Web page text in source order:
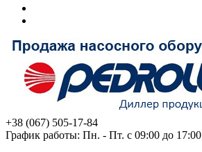
+38 (067) 505-17-84
График работы: Пн. - Пт. с 09:00 до 17:00